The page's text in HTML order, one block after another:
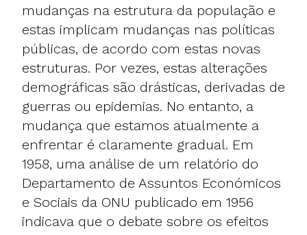
mudanças na estrutura da população e
estas implicam mudanças nas políticas
públicas, de acordo com estas novas
estruturas. Por vezes, estas alterações
demográficas são drásticas, derivadas de
guerras ou epidemias. No entanto, a
mudança que estamos atualmente a
enfrentar é claramente gradual. Em
1958, uma análise de um relatório do
Departamento de Assuntos Económicos
e Sociais da ONU publicado em 1956
indicava que o debate sobre os efeitos